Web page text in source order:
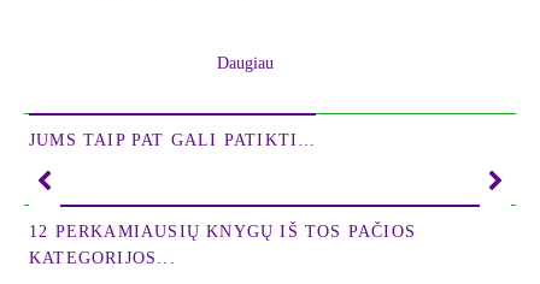
tradicinės medicinos gydytojų sąjungos
paranormalių gebėjimų: aiškiagirdystę,
aiškiajautystę, aiškiaregystę ir aiškiažinystę. Ji yra
Šventosios ugnies holistinio gydymo konsultacijų ir
Daugiau
JUMS TAIP PAT GALI PATIKTI…
12 PERKAMIAUSIŲ KNYGŲ IŠ TOS PAČIOS
KATEGORIJOS...